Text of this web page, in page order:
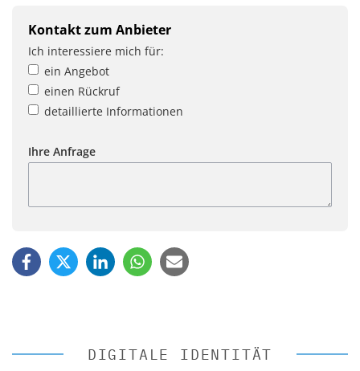
Kontakt zum Anbieter
Ich interessiere mich für:
ein Angebot
einen Rückruf
detaillierte Informationen
Ihre Anfrage
DIGITALE IDENTITÄT